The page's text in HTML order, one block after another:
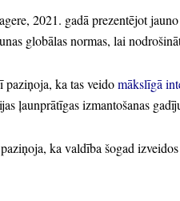
2021. gadā prezentējot jauno
globālas normas, lai
paziņoja, ka tas veidomākslīgā
ļaunprātīgas izmantošanas
ka valdība šogad